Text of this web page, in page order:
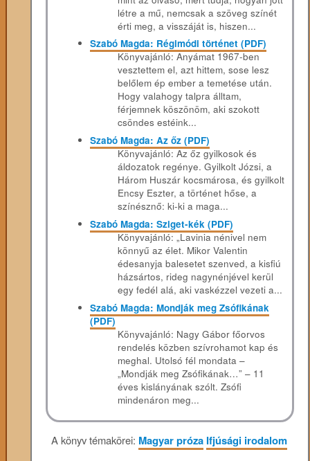
létre a mű, nemcsak a szöveg színét
érti meg, a visszáját is, hiszen...
Szabó Magda: Régimódi történet (PDF)
Könyvajánló: Anyámat ​1967-ben
vesztettem el, azt hittem, sose lesz
belőlem ép ember a temetése után.
Hogy valahogy talpra álltam,
férjemnek köszönöm, aki szokott
csöndes estéink...
Szabó Magda: Az őz (PDF)
Könyvajánló: Az ​őz gyilkosok és
áldozatok regénye. Gyilkolt Józsi, a
Három Huszár kocsmárosa, és gyilkolt
Encsy Eszter, a történet hőse, a
színésznő: ki-ki a maga...
Szabó Magda: Sziget-kék (PDF)
Könyvajánló: „Lavinia nénivel nem
könnyű az élet. Mikor Valentin
édesanyja balesetet szenved, a kisfiú
házsártos, rideg nagynénjével kerül
egy fedél alá, aki vaskézzel vezeti a...
Szabó Magda: Mondják meg Zsófikának
(PDF)
Könyvajánló: Nagy ​Gábor főorvos
rendelés közben szívrohamot kap és
meghal. Utolsó fél mondata –
„Mondják meg Zsófikának…” – 11
éves kislányának szólt. Zsófi
mindenáron meg...
A könyv témakörei: Magyar próza Ifjúsági irodalom